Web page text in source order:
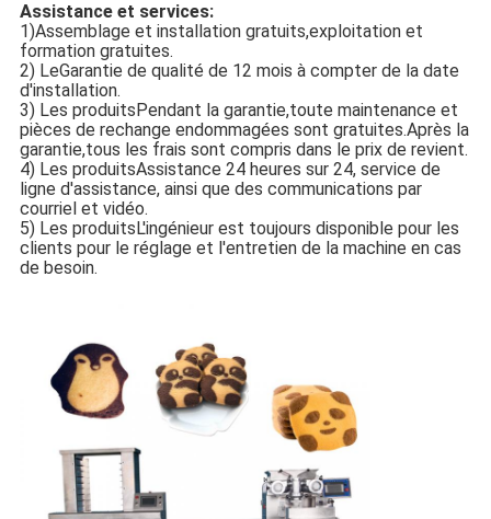
Assistance et services:
1)Assemblage et installation gratuits,exploitation et
formation gratuites.
2) LeGarantie de qualité de 12 mois à compter de la date
d'installation.
3) Les produits Pendant la garantie,toute maintenance et
pièces de rechange endommagées sont gratuites.Après la
garantie,tous les frais sont compris dans le prix de revient.
4) Les produitsAssistance 24 heures sur 24, service de
ligne d'assistance, ainsi que des communications par
courriel et vidéo.
5) Les produits L'ingénieur est toujours disponible pour les
clients pour le réglage et l'entretien de la machine en cas
de besoin.